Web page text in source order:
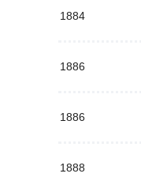
1884
1886
1886
1888